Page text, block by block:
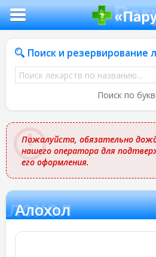
Поиск и резервирование
Поиск
лекарств
названию
Поиск по
Пожалуйста, обязательно
нашего оператора для
его оформления.
Алохол